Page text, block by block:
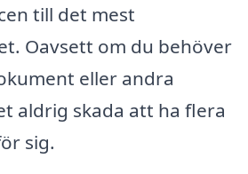
till det mest
Oavsett om du behöver
eller andra
aldrig skada att ha flera
sig.